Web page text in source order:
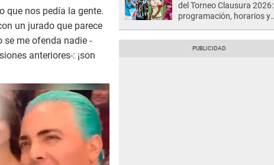
que nos pedía la gente.
un jurado que parece
se me ofenda nadie -
anteriores-: ¡son
del Torneo Clausura 2026:
programación, horarios y